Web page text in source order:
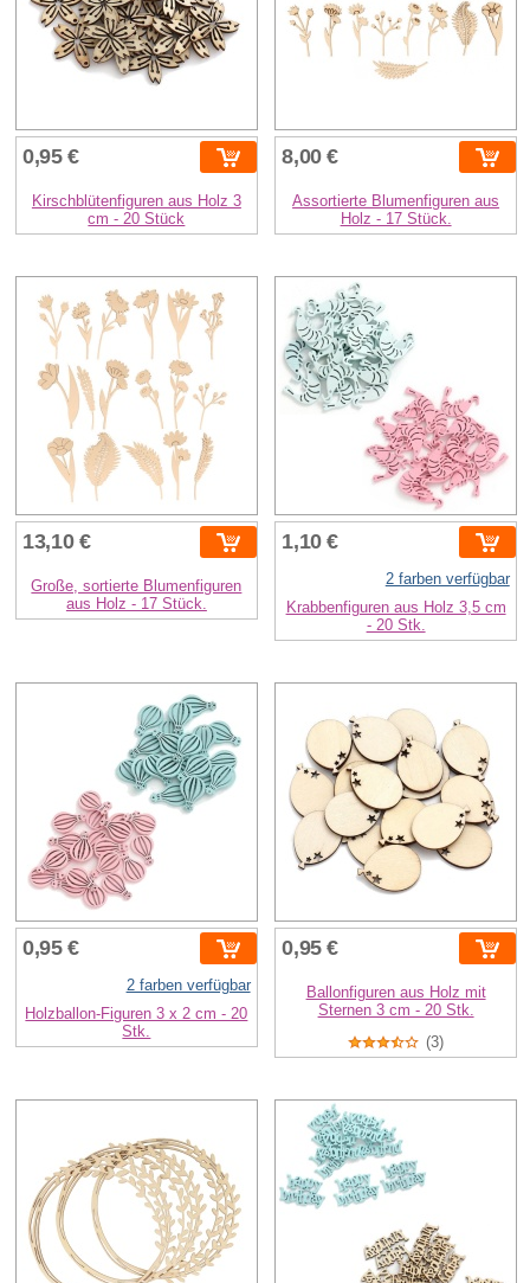
0,95 €
Kirschblütenfiguren aus Holz 3
cm - 20 Stück
8,00 €
Assortierte Blumenfiguren aus
Holz - 17 Stück.
13,10 €
Große, sortierte Blumenfiguren
aus Holz - 17 Stück.
1,10 €
2 farben verfügbar
Krabbenfiguren aus Holz 3,5 cm
- 20 Stk.
0,95 €
2 farben verfügbar
Holzballon-Figuren 3 x 2 cm - 20
Stk.
0,95 €
Ballonfiguren aus Holz mit
Sternen 3 cm - 20 Stk.
(3)